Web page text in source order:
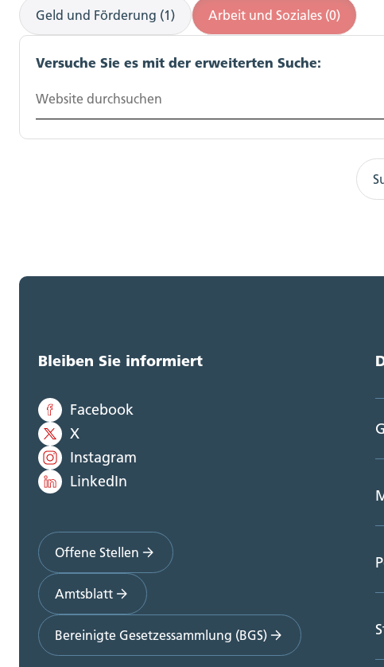
Geld und Förderung (1) Arbeit und Soziales (0)
Versuche Sie es mit der erweiterten Suche:
Website durchsuchen
Bleiben Sie informiert
Facebook
X
Instagram
LinkedIn
Offene Stellen
Amtsblatt
Bereinigte Gesetzessammlung (BGS)